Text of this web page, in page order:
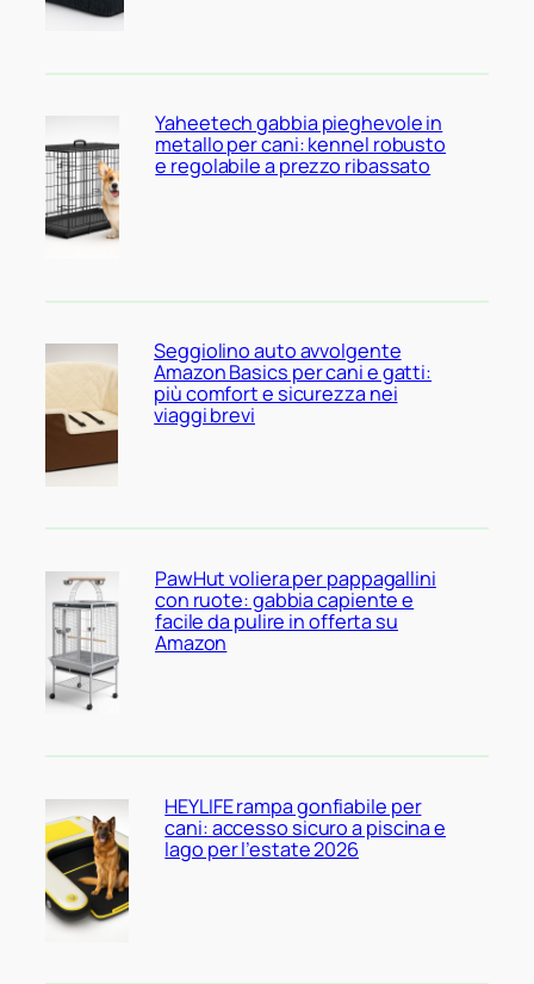
Yaheetech gabbia pieghevole in
metallo per cani: kennel robusto
e regolabile a prezzo ribassato
Seggiolino auto avvolgente
Amazon Basics per cani e gatti:
più comfort e sicurezza nei
viaggi brevi
PawHut voliera per pappagallini
con ruote: gabbia capiente e
facile da pulire in offerta su
Amazon
HEYLIFE rampa gonfiabile per
cani: accesso sicuro a piscina e
lago per l’estate 2026